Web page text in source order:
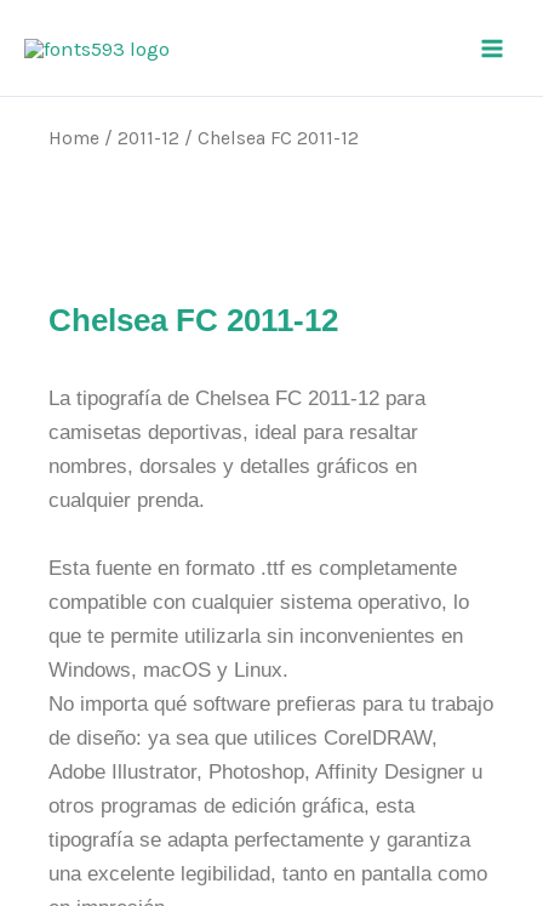
Home / 2011-12 / Chelsea FC 2011-12
Chelsea FC 2011-12
La tipografía de Chelsea FC 2011-12 para
camisetas deportivas, ideal para resaltar
nombres, dorsales y detalles gráficos en
cualquier prenda.
Esta fuente en formato .ttf es completamente
compatible con cualquier sistema operativo, lo
que te permite utilizarla sin inconvenientes en
Windows, macOS y Linux.
No importa qué software prefieras para tu trabajo
de diseño: ya sea que utilices CorelDRAW,
Adobe Illustrator, Photoshop, Affinity Designer u
otros programas de edición gráfica, esta
tipografía se adapta perfectamente y garantiza
una excelente legibilidad, tanto en pantalla como